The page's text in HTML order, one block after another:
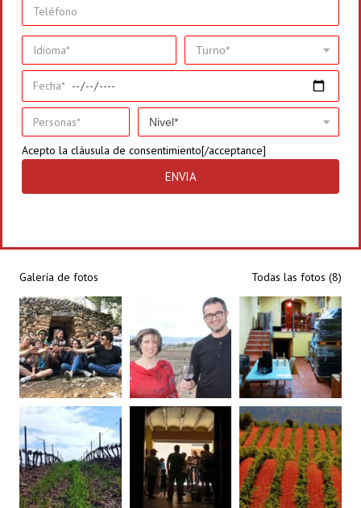
Acepto la cláusula de consentimiento[/acceptance]
Galería de fotos Todas las fotos (8)